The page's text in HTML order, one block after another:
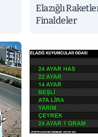
Elazığlı
Finaldeler